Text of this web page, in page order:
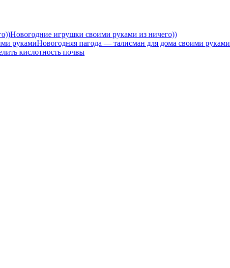
Новогодние игрушки своими руками из ничего))
Новогодняя пагода — талисман для дома своими руками
кислотность почвы